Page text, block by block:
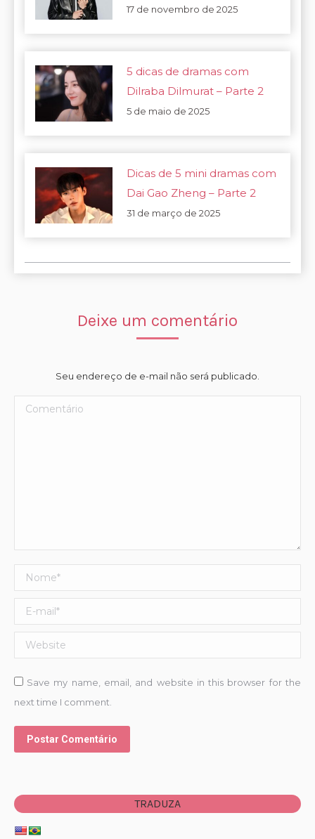
17 de novembro de 2025
5 dicas de dramas com
Dilraba Dilmurat – Parte 2
5 de maio de 2025
Dicas de 5 mini dramas com
Dai Gao Zheng – Parte 2
31 de março de 2025
Deixe um comentário
Seu endereço de e-mail não será publicado.
Comentário
Nome *
E-mail *
Website
Save my name, email, and website in this browser for the
next time I comment.
Postar Comentário
TRADUZA